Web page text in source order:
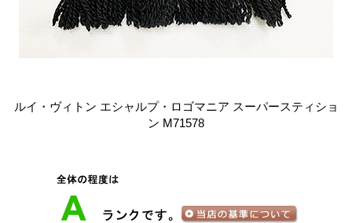
ルイ・ヴィトン エシャルプ・ロゴマニア スーパースティショ
ン M71578